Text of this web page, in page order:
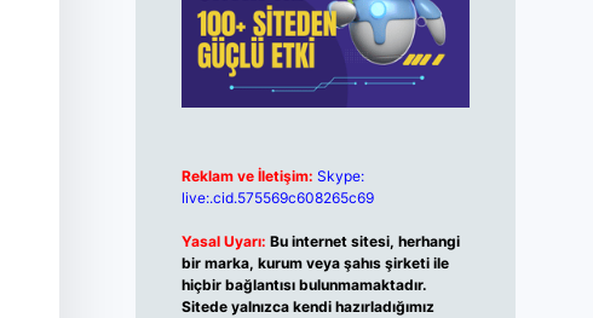
Reklam ve İletişim: Skype:
live:.cid.575569c608265c69
Yasal Uyarı: Bu internet sitesi, herhangi
bir marka, kurum veya şahıs şirketi ile
hiçbir bağlantısı bulunmamaktadır.
Sitede yalnızca kendi hazırladığımız